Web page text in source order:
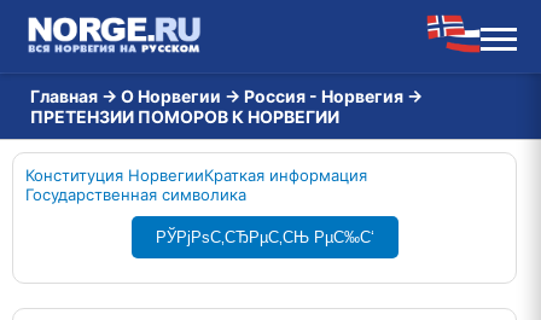
Главная → О Норвегии → Россия - Норвегия →
ПРЕТЕНЗИИ ПОМОРОВ К НОРВЕГИИ
Конституция НорвегииКраткая информация
Государственная символика
РЎРјРѕС‚СЂРµС‚СЊ РµС‰С‘